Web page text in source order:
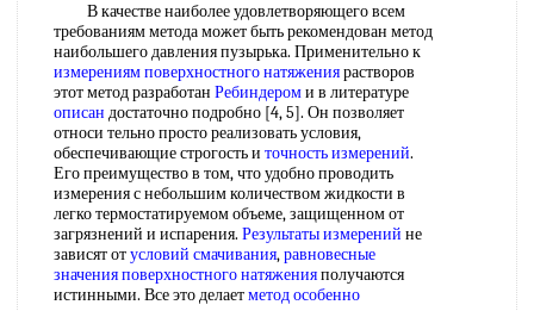
В качестве наиболее удовлетворяющего всем
требованиям метода может быть рекомендован метод
наибольшего давления пузырька. Применительно к
измерениям поверхностного натяжениярастворов
этот метод разработан Ребиндероми в литературе
описан достаточно подробно [4, 5]. Он позволяет
относи тельно просто реализовать условия,
обеспечивающие строгость и точность измерений.
Его преимущество в том, что удобно проводить
измерения с небольшим количеством жидкости в
легко термостатируемом объеме, защищенном от
загрязнений и испарения. Результаты измерений не
зависят отусловий смачивания,равновесные
значения поверхностного натяженияполучаются
истинными. Все это делаетметод особенно